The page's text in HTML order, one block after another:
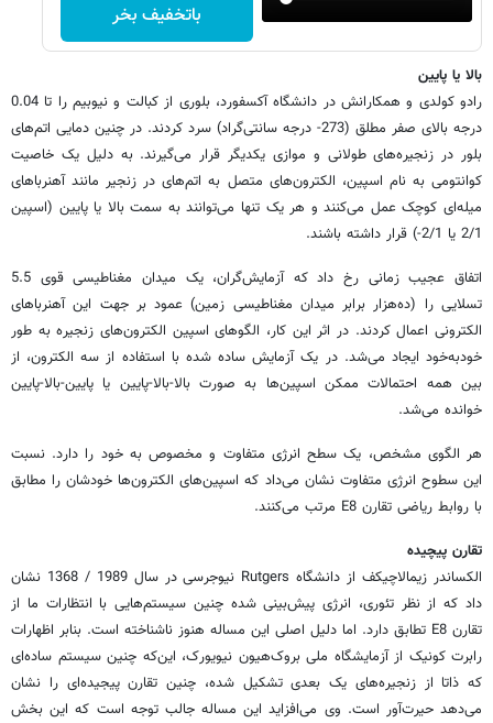
باتخفیف بخر
بالا یا پایین
رادو کولدی و همکارانش در دانشگاه آکسفورد، بلوری از کبالت و نیوبیم را تا 0.04
درجه بالای صفر مطلق (273- درجه سانتی‌گراد) سرد کردند. در چنین دمایی اتم‌های
بلور در زنجیره‌های طولانی و موازی یکدیگر قرار می‌گیرند. به دلیل یک خاصیت
کوانتومی به نام اسپین، الکترون‌های متصل به اتم‌های در زنجیر مانند آهنرباهای
میله‌ای کوچک عمل می‌کنند و هر یک تنها می‌توانند به سمت بالا یا پایین (اسپین
2/1 یا 2/1-) قرار داشته باشند.
اتفاق عجیب زمانی رخ داد ‌که آزمایش‌گران، یک میدان مغناطیسی قوی 5.5
تسلایی را (ده‌هزار برابر میدان مغناطیسی زمین) عمود بر جهت این آهنرباهای
الکترونی اعمال کردند. در اثر این کار، الگوهای اسپین الکترون‌های زنجیره به طور
خودبه‌خود ایجاد می‌شد. در یک آزمایش ساده شده با استفاده از سه الکترون، از
بین همه احتمالات ممکن اسپین‌ها به صورت بالا-بالا-پایین یا پایین-بالا-پایین
خوانده می‌شد.
هر الگوی مشخص، یک سطح انرژی متفاوت و مخصوص به خود را دارد. نسبت
این سطوح انرژی متفاوت نشان می‌داد که اسپین‌های الکترون‌ها خودشان را مطابق
با روابط ریاضی تقارن E8 مرتب می‌کنند.
تقارن پیچیده
الکساندر زیمالاچیکف از دانشگاه Rutgers نیوجرسی در سال 1989 / 1368 نشان
داد که از نظر تئوری، انرژی پیش‌بینی شده چنین سیستم‌هایی با انتظارات ما از
تقارن E8 تطابق دارد. اما دلیل اصلی این مساله هنوز ناشناخته است. بنابر اظهارات
رابرت کونیک از آزمایشگاه ملی بروک‌هیون نیویورک، این‌که چنین سیستم‌ ساده‌ای
که ذاتا از زنجیره‌های یک بعدی تشکیل شده، چنین تقارن پیجیده‌ای را نشان
می‌دهد حیرت‌آور است. وی می‌افزاید این مساله جالب توجه است که این بخش